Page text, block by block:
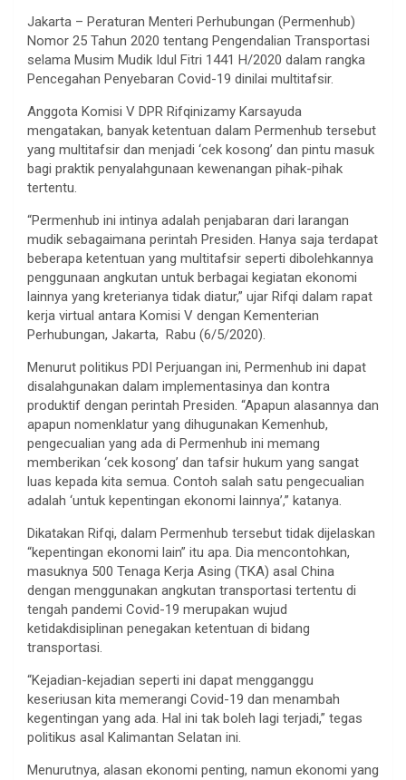
Jakarta – Peraturan Menteri Perhubungan (Permenhub)
Nomor 25 Tahun 2020 tentang Pengendalian Transportasi
selama Musim Mudik Idul Fitri 1441 H/2020 dalam rangka
Pencegahan Penyebaran Covid-19 dinilai multitafsir.
Anggota Komisi V DPR Rifqinizamy Karsayuda
mengatakan, banyak ketentuan dalam Permenhub tersebut
yang multitafsir dan menjadi ‘cek kosong’ dan pintu masuk
bagi praktik penyalahgunaan kewenangan pihak-pihak
tertentu.
“Permenhub ini intinya adalah penjabaran dari larangan
mudik sebagaimana perintah Presiden. Hanya saja terdapat
beberapa ketentuan yang multitafsir seperti dibolehkannya
penggunaan angkutan untuk berbagai kegiatan ekonomi
lainnya yang kreterianya tidak diatur,” ujar Rifqi dalam rapat
kerja virtual antara Komisi V dengan Kementerian
Perhubungan, Jakarta, Rabu (6/5/2020).
Menurut politikus PDI Perjuangan ini, Permenhub ini dapat
disalahgunakan dalam implementasinya dan kontra
produktif dengan perintah Presiden. “Apapun alasannya dan
apapun nomenklatur yang dihugunakan Kemenhub,
pengecualian yang ada di Permenhub ini memang
memberikan ‘cek kosong’ dan tafsir hukum yang sangat
luas kepada kita semua. Contoh salah satu pengecualian
adalah ‘untuk kepentingan ekonomi lainnya’,” katanya.
Dikatakan Rifqi, dalam Permenhub tersebut tidak dijelaskan
“kepentingan ekonomi lain” itu apa. Dia mencontohkan,
masuknya 500 Tenaga Kerja Asing (TKA) asal China
dengan menggunakan angkutan transportasi tertentu di
tengah pandemi Covid-19 merupakan wujud
ketidakdisiplinan penegakan ketentuan di bidang
transportasi.
“Kejadian-kejadian seperti ini dapat mengganggu
keseriusan kita memerangi Covid-19 dan menambah
kegentingan yang ada. Hal ini tak boleh lagi terjadi,” tegas
politikus asal Kalimantan Selatan ini.
Menurutnya, alasan ekonomi penting, namun ekonomi yang